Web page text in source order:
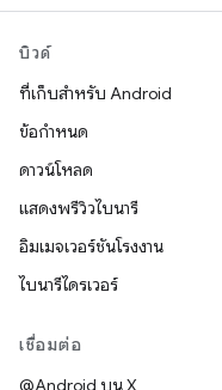
บิวด์
ที่เก็บสำหรับ Android
ข้อกำหนด
ดาวน์โหลด
แสดงพรีวิวไบนารี
อิมเมจเวอร์ชันโรงงาน
ไบนารีไดรเวอร์
เชื่อมต่อ
@Android บน X